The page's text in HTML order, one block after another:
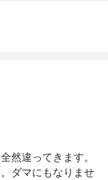
然違ってきます。
ダマにもなりませ